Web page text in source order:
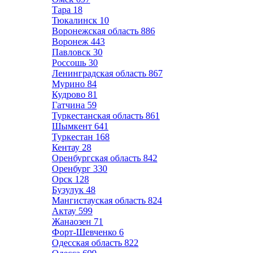
Тара 18
Тюкалинск 10
Воронежская область 886
Воронеж 443
Павловск 30
Россошь 30
Ленинградская область 867
Мурино 84
Кудрово 81
Гатчина 59
Туркестанская область 861
Шымкент 641
Туркестан 168
Кентау 28
Оренбургская область 842
Оренбург 330
Орск 128
Бузулук 48
Мангистауская область 824
Актау 599
Жанаозен 71
Форт-Шевченко 6
Одесская область 822